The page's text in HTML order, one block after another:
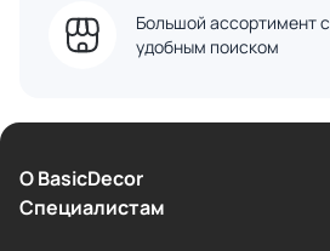
Большой ассортимент с
удобным поиском
О BasicDecor
Cпециалистам